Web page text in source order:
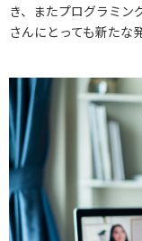
き、またプログラミン
さんにとっても新たな